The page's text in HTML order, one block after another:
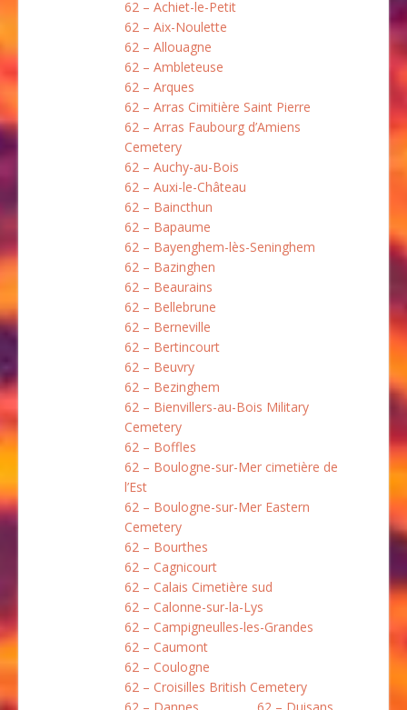
62 – Achiet-le-Petit
62 – Aix-Noulette
62 – Allouagne
62 – Ambleteuse
62 – Arques
62 – Arras Cimitière Saint Pierre
62 – Arras Faubourg d’Amiens
Cemetery
62 – Auchy-au-Bois
62 – Auxi-le-Château
62 – Baincthun
62 – Bapaume
62 – Bayenghem-lès-Seninghem
62 – Bazinghen
62 – Beaurains
62 – Bellebrune
62 – Berneville
62 – Bertincourt
62 – Beuvry
62 – Bezinghem
62 – Bienvillers-au-Bois Military
Cemetery
62 – Boffles
62 – Boulogne-sur-Mer cimetière de
l’Est
62 – Boulogne-sur-Mer Eastern
Cemetery
62 – Bourthes
62 – Cagnicourt
62 – Calais Cimetière sud
62 – Calonne-sur-la-Lys
62 – Campigneulles-les-Grandes
62 – Caumont
62 – Coulogne
62 – Croisilles British Cemetery